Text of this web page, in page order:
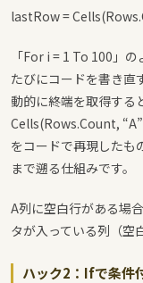
lastRow =
「For i = 1 To 100」
たびにコードを書き直
動的に終端を取得する
Cells(Rows.Count,
をコードで再現したも
まで遡る仕組みです。
A列に空白行がある場
タが入っている列（空
ハック2：Ifで条件